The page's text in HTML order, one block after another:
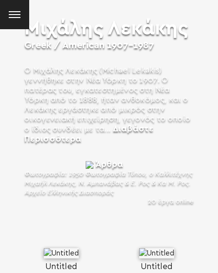
Μιχάλης Λεκάκης
Greek / American 1907-1987
Ο Μιχάλης Λεκάκης (Michael Lekakis)
γεννήθηκε στην Νέα Υόρκη το 1907. Ο
πατέρας του, εγκατεστημένος στη Νέα
Υόρκη από το 1888, ήταν ανθοκόμος, και ο
Λεκάκης εργάστηκε από μικρός στην
οικογενειακή επιχείρηση, γεγονός το οποίο
ο ίδιος συνδέει με τα...
Διαβάστε
Περισσότερα
Άρθρα
Φωτογραφία: 1950 Φωτογραφία Τύπου, o Καλλιτέχνης
Μιχαήλ Λεκάκης, Ν. Αμπανάβας & Ε. Ρος & Κα Μ. Ρος.
Αρχείο Ελληνικής Διασποράς
20 έργα online
Untitled Untitled